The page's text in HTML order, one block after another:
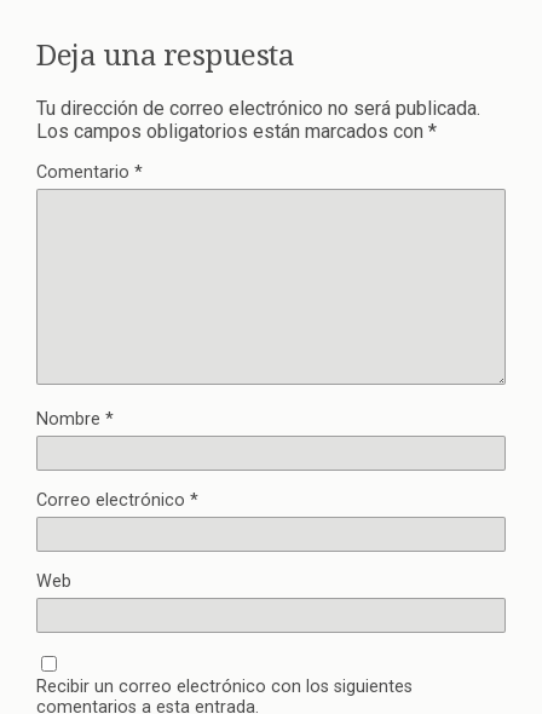
Deja una respuesta
Tu dirección de correo electrónico no será publicada.
Los campos obligatorios están marcados con *
Comentario *
Nombre *
Correo electrónico *
Web
Recibir un correo electrónico con los siguientes
comentarios a esta entrada.